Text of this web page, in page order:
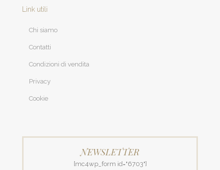
Link utili
Chi siamo
Contatti
Condizioni di vendita
Privacy
Cookie
NEWSLETTER
[mc4wp_form id="6703"]